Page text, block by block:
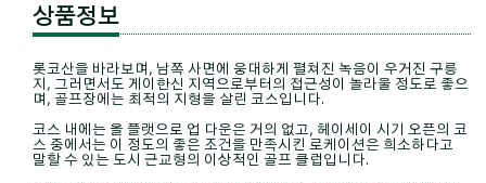
상품정보
롯코산을 바라보며, 남쪽 사면에 웅대하게 펼쳐진 녹음이 우거진 구릉
지, 그러면서도 게이한신 지역으로부터의 접근성이 놀라울 정도로 좋으
며, 골프장에는 최적의 지형을 살린 코스입니다.
코스 내에는 올 플랫으로 업 다운은 거의 없고, 헤이세이 시기 오픈의 코
스 중에서는 이 정도의 좋은 조건을 만족시킨 로케이션은 희소하다고
말할 수 있는 도시 근교형의 이상적인 골프 클럽입니다.